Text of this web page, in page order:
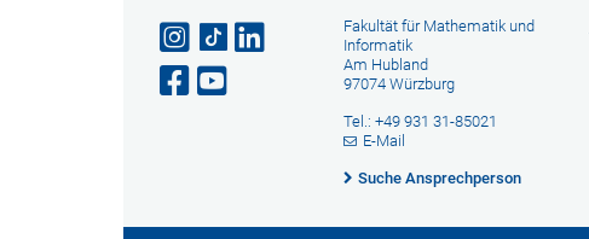
Fakultät für Mathematik und
Informatik
Am Hubland
97074 Würzburg
Tel.: +49 931 31-85021
E-Mail
Suche Ansprechperson